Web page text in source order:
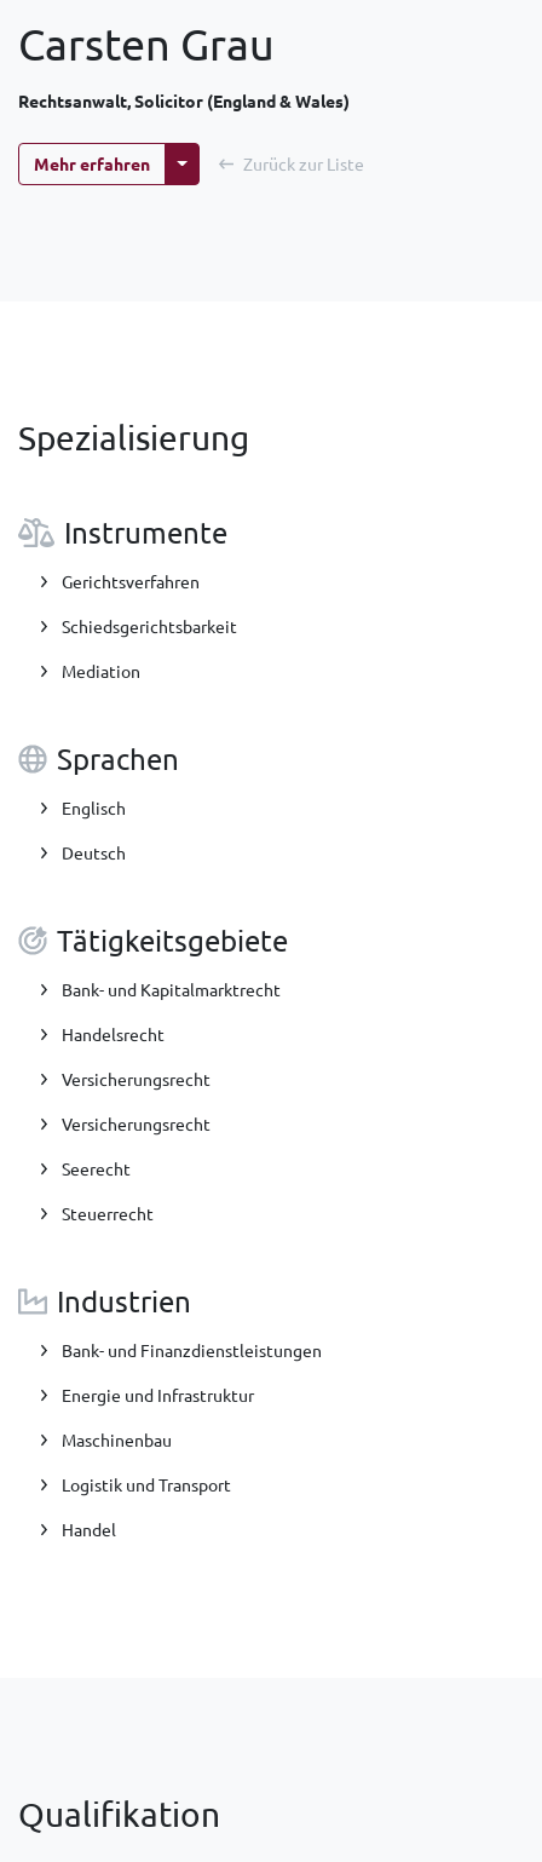
Carsten Grau
Rechtsanwalt, Solicitor (England & Wales)
Mehr erfahren Weitere Optionen
Zurück zur Liste
Spezialisierung
Instrumente
Gerichtsverfahren
Schiedsgerichtsbarkeit
Mediation
Sprachen
Englisch
Deutsch
Tätigkeitsgebiete
Bank- und Kapitalmarktrecht
Handelsrecht
Versicherungsrecht
Versicherungsrecht
Seerecht
Steuerrecht
Industrien
Bank- und Finanzdienstleistungen
Energie und Infrastruktur
Maschinenbau
Logistik und Transport
Handel
Qualifikation